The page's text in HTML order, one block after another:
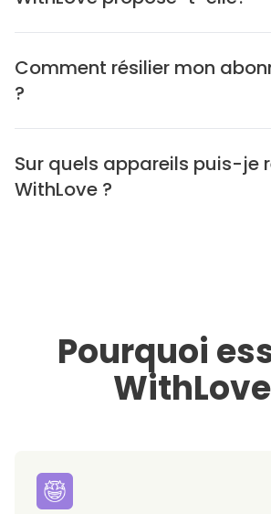
Comment résilier mon
?
Sur quels appareils puis-je
WithLove ?
Pourquoi